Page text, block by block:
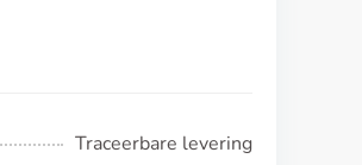
Traceerbare levering